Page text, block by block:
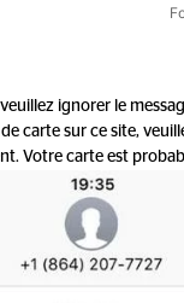
ignorer le
carte sur ce site,
Votre carte est